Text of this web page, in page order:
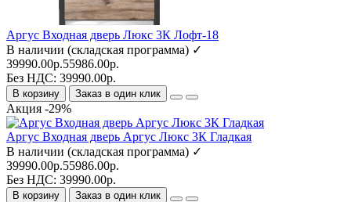
Аргус Входная дверь Люкс 3К Лофт-18
В наличии (складская программа) ✓
39990.00р.55986.00р.
Без НДС: 39990.00р.
В корзину Заказ в один клик
Акция -29%
Аргус Входная дверь Аргус Люкс 3К Гладкая
В наличии (складская программа) ✓
39990.00р.55986.00р.
Без НДС: 39990.00р.
В корзину Заказ в один клик